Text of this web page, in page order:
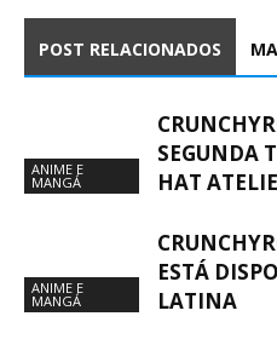
POST RELACIONADOS
ANIME E
MANGÁ
SEGUNDA
HAT
ANIME E
MANGÁ
ESTÁ
LATINA